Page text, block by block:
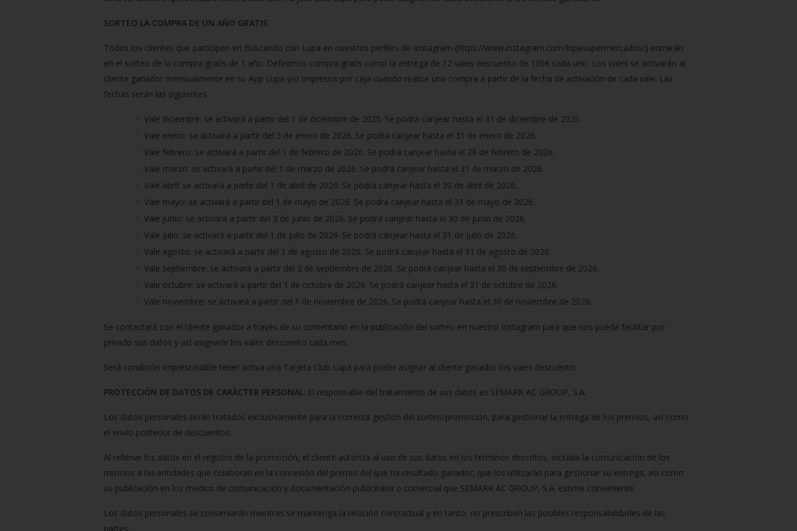
SORTEO LA COMPRA DE UN AÑO GRATIS:
Todos los clientes que participen en Buscando con Lupa en nuestros perfiles de Instagram (https://www.instagram.com/lupasupermercados/) entrarán
en el sorteo de la compra gratis de 1 año. Definimos compra gratis como la entrega de 12 vales descuento de 100€ cada uno. Los vales se activarán al
cliente ganador mensualmente en su App Lupa y/o impresos por caja cuando realice una compra a partir de la fecha de activación de cada vale. Las
fechas serán las siguientes
Vale diciembre: se activará a partir del 1 de diciembre de 2025. Se podrá canjear hasta el 31 de diciembre de 2025.
Vale enero: se activará a partir del 3 de enero de 2026. Se podrá canjear hasta el 31 de enero de 2026.
Vale febrero: se activará a partir del 1 de febrero de 2026. Se podrá canjear hasta el 28 de febrero de 2026.
Vale marzo: se activará a partir del 1 de marzo de 2026. Se podrá canjear hasta el 31 de marzo de 2026.
Vale abril: se activará a partir del 1 de abril de 2026. Se podrá canjear hasta el 30 de abril de 2026.
Vale mayo: se activará a partir del 1 de mayo de 2026. Se podrá canjear hasta el 31 de mayo de 2026.
Vale junio: se activará a partir del 3 de junio de 2026. Se podrá canjear hasta el 30 de junio de 2026.
Vale julio: se activará a partir del 1 de julio de 2026. Se podrá canjear hasta el 31 de julio de 2026.
Vale agosto: se activará a partir del 1 de agosto de 2026. Se podrá canjear hasta el 31 de agosto de 2026.
Vale septiembre: se activará a partir del 2 de septiembre de 2026. Se podrá canjear hasta el 30 de septiembre de 2026.
Vale octubre: se activará a partir del 1 de octubre de 2026. Se podrá canjear hasta el 31 de octubre de 2026.
Vale noviembre: se activará a partir del 1 de noviembre de 2026. Se podrá canjear hasta el 30 de noviembre de 2026.
Se contactará con el cliente ganador a través de su comentario en la publicación del sorteo en nuestro Instagram para que nos pueda facilitar por
privado sus datos y así asignarle los vales descuento cada mes.
Será condición imprescindible tener activa una Tarjeta Club Lupa para poder asignar al cliente ganador los vales descuento.
PROTECCIÓN DE DATOS DE CARÁCTER PERSONAL: El responsable del tratamiento de sus datos es SEMARK AC GROUP, S.A.
Los datos personales serán tratados exclusivamente para la correcta gestión del sorteo/promoción, para gestionar la entrega de los premios, así como
el envío posterior de descuentos.
Al rellenar los datos en el registro de la promoción, el cliente autoriza al uso de sus datos en los términos descritos, incluida la comunicación de los
mismos a las entidades que colaboran en la concesión del premio del que ha resultado ganador, que los utilizarán para gestionar su entrega, así como
su publicación en los medios de comunicación y documentación publicitaria o comercial que SEMARK AC GROUP, S.A. estime conveniente.
Los datos personales se conservarán mientras se mantenga la relación contractual y en tanto, no prescriben las posibles responsabilidades de las
partes.